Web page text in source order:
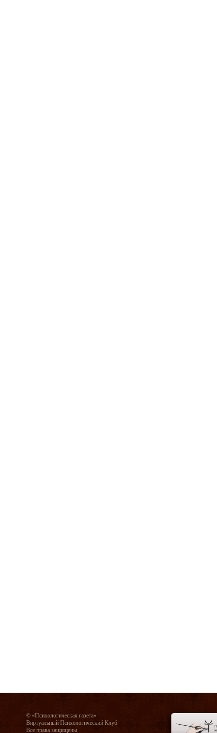
© «Психологическая газета»
Виртуальный Психологический Клуб
Все права защищены